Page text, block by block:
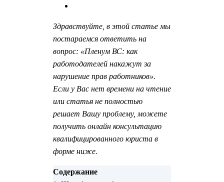
Здравствуйте, в этой статье мы
постараемся ответить на
вопрос: «Пленум ВС: как
работодателей накажут за
нарушение прав работников».
Если у Вас нет времени на чтение
или статья не полностью
решает Вашу проблему, можете
получить онлайн консультацию
квалифицированного юриста в
форме ниже.
Содержание